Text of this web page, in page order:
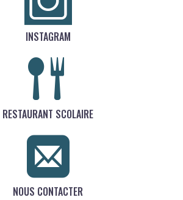
INSTAGRAM
RESTAURANT SCOLAIRE
NOUS CONTACTER